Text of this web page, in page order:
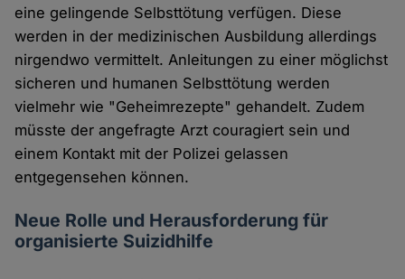
eine gelingende Selbsttötung verfügen. Diese
werden in der medizinischen Ausbildung allerdings
nirgendwo vermittelt. Anleitungen zu einer möglichst
sicheren und humanen Selbsttötung werden
vielmehr wie "Geheimrezepte" gehandelt. Zudem
müsste der angefragte Arzt couragiert sein und
einem Kontakt mit der Polizei gelassen
entgegensehen können.
Neue Rolle und Herausforderung für
organisierte Suizidhilfe